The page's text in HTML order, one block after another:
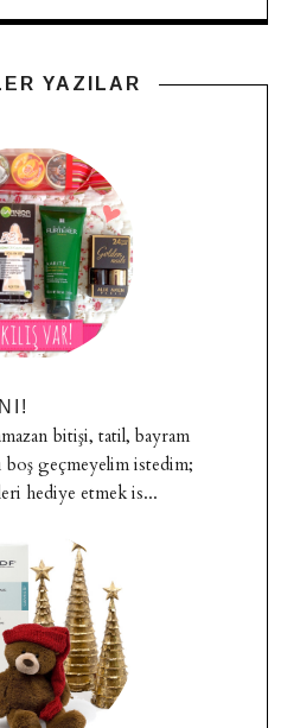
YAZILAR
bitişi, tatil, bayram
boş geçmeyelim istedim;
hediye etmek is...